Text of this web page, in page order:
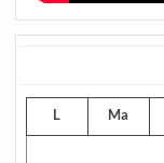
L Ma